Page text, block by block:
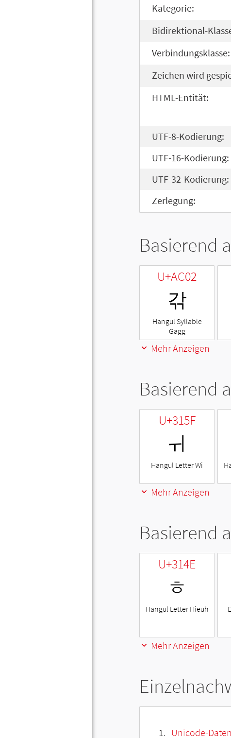
Kategorie:
Bidirektional-
Verbindungsklasse:
Zeichen wird
HTML-Entität:
UTF-8-Kodierung:
UTF-16-Kodierung:
UTF-32-Kodierung:
Zerlegung:
Basierend
U+AC02
갂
Hangul Syllable
Gagg
Mehr Anzeigen
Basierend
U+315F
ㅟ
Hangul Letter Wi
Mehr Anzeigen
Basierend
U+314E
ㅎ
Hangul Letter Hieuh
Mehr Anzeigen
Unicode-